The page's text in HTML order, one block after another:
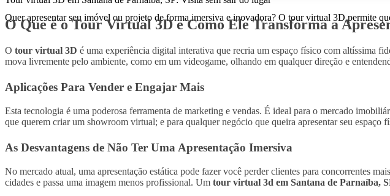
Quer apresentar seu imóvel ou projeto de forma imersiva e inovadora? O tour virtual 3D permite
O Que é o Tour Virtual 3D e Como Ele Transforma a
O tour virtual 3D é uma experiência digital interativa que recria um espaço físico com altíssima
mova livremente pelo ambiente, como em um videogame, olhando em qualquer direção e
Aplicações Para Vender e Engajar Mais
Esta tecnologia é uma poderosa ferramenta de marketing e vendas. É ideal para o mercado
que querem criar um showroom virtual; e para qualquer negócio que queira apresentar seu espaço
As Desvantagens de Não Ter Uma Apresentação Imersiva
No mercado atual, uma apresentação estática pode fazer você perder clientes para concorrentes
cidades e passa uma imagem menos profissional. Um tour virtual 3d em Santana de Parnaíba,